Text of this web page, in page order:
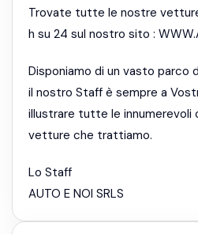
Trovate tutte le nostre
h su 24 sul nostro sito :
Disponiamo di un vasto
il nostro Staff è sempre a
illustrare tutte le
vetture che trattiamo.
Lo Staff
AUTO E NOI SRLS